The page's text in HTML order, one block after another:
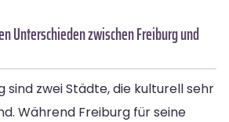
Unterschieden zwischen Freiburg und
sind zwei Städte, die kulturell sehr
Während Freiburg für seine